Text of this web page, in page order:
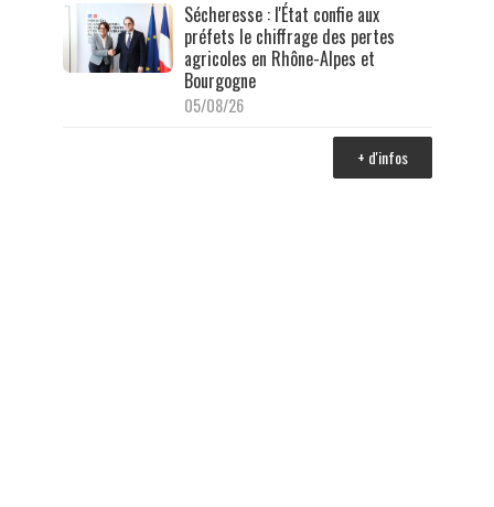
Sécheresse : l'État confie aux
préfets le chiffrage des pertes
agricoles en Rhône-Alpes et
Bourgogne
05/08/26
+ d'infos